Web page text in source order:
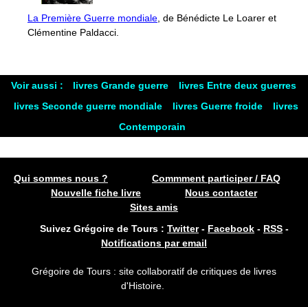
La Première Guerre mondiale , de Bénédicte Le Loarer et
Clémentine Paldacci.
Voir aussi : livres Grande guerre
livres Entre deux guerres
livres Seconde guerre mondiale
livres Guerre froide
livres
Contemporain
Qui sommes nous ?
Commment participer / FAQ
Nouvelle fiche livre
Nous contacter
Sites amis
Suivez Grégoire de Tours : Twitter- Facebook - RSS -
Notifications par email
Grégoire de Tours : site collaboratif de critiques de livres
d'Histoire.